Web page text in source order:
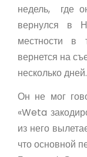
недель,
где
вернулся в
местности в
вернется на
несколько дней.
Он не мог
«Weta
из него
что основной